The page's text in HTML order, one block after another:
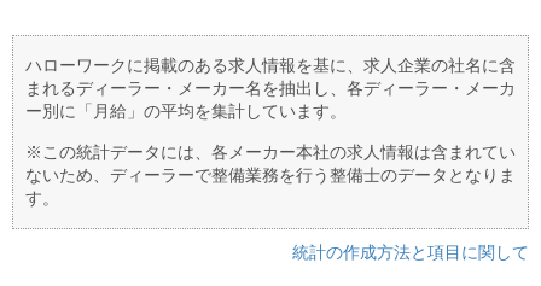
ハローワークに掲載のある求人情報を基に、求人企業の社名に含
まれるディーラー・メーカー名を抽出し、各ディーラー・メーカ
ー別に「月給」の平均を集計しています。
※この統計データには、各メーカー本社の求人情報は含まれてい
ないため、ディーラーで整備業務を行う整備士のデータとなりま
す。
統計の作成方法と項目に関して